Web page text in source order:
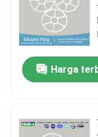
Hubungi kami
Berita
karet o cincin
Harga